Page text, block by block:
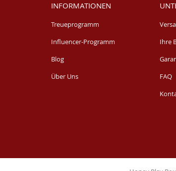
INFORMATIONEN
Treueprogramm
Influencer-Programm
Blog
Über Uns
Ihre
FAQ